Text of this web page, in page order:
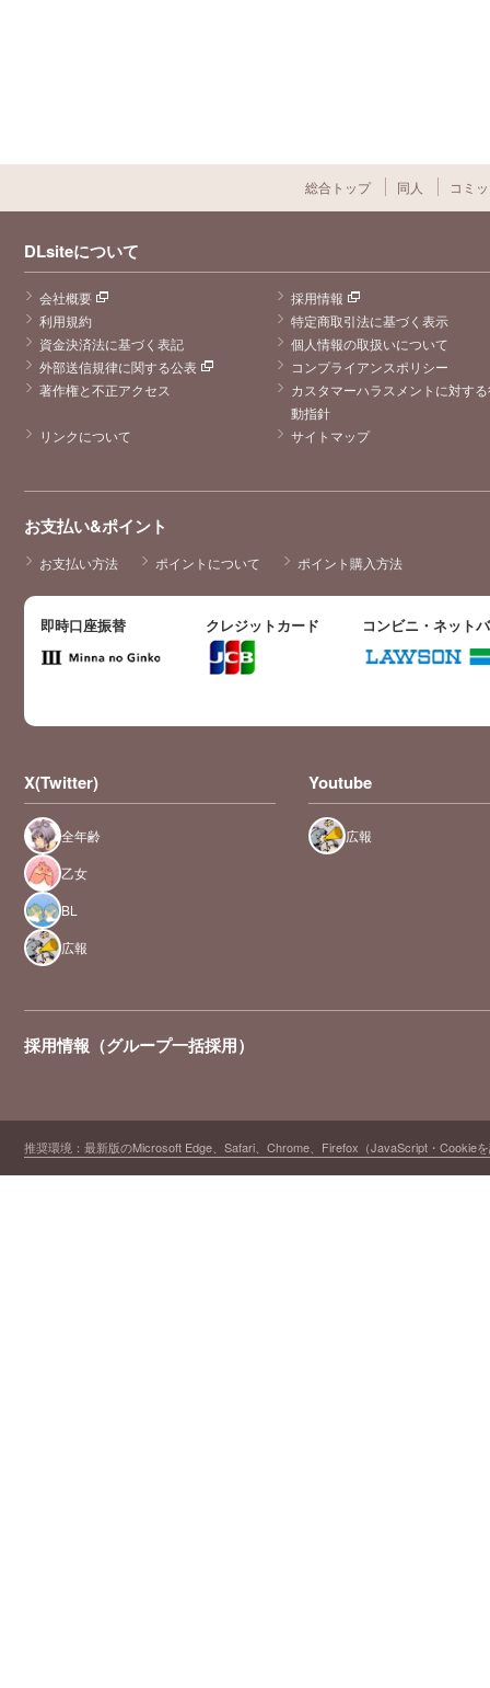
総合トップ 同人 コミ
DLsiteについて
会社概要
採用情報
利用規約
特定商取引法に基づく表示
資金決済法に基づく表記
個人情報の取扱いについて
外部送信規律に関する公表
コンプライアンスポリシー
著作権と不正アクセス
カスタマーハラスメントに対す
動指針
リンクについて
サイトマップ
お支払い&ポイント
お支払い方法 ポイントについて ポイント購入方法
即時口座振替 クレジットカード コンビニ・ネット
X(Twitter)
全年齢
乙女
BL
広報
Youtube
広報
採用情報（グループ一括採用）
推奨環境：最新版のMicrosoft Edge、Safari、Chrome、Firefox（JavaScript・Cookie